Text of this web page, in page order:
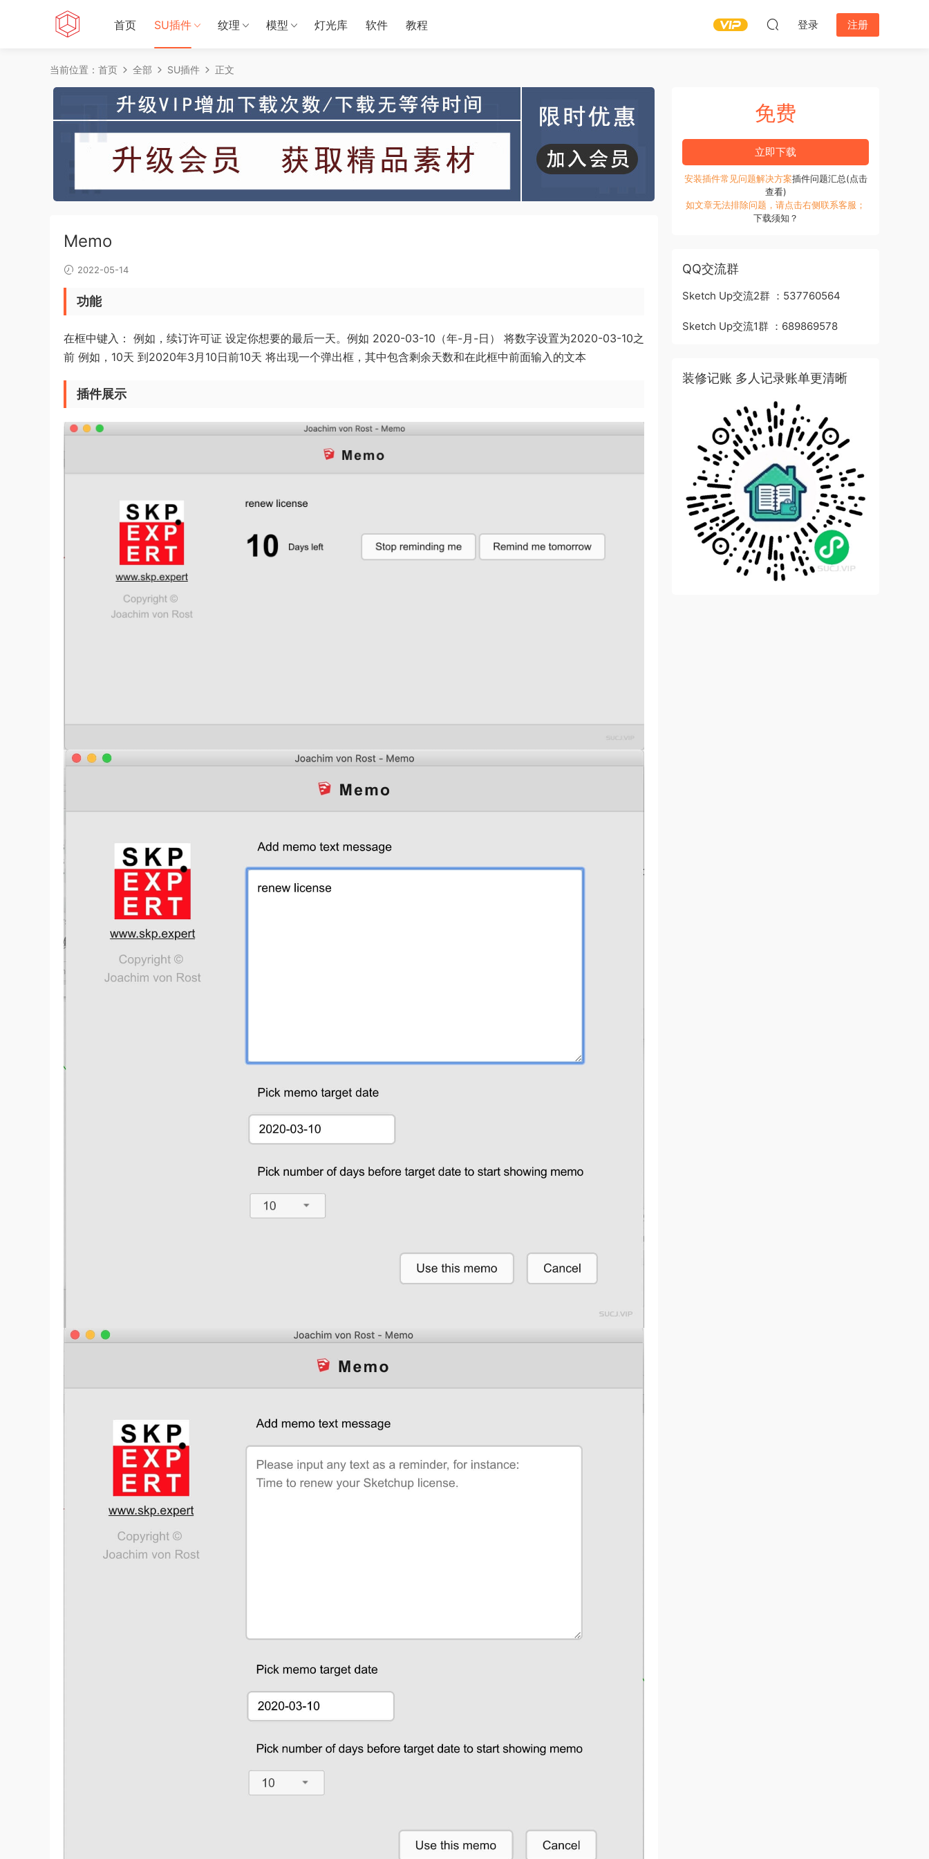
首页 SU插件 纹理 模型 灯光库 软件 教程 登录 注册
当前位置： 首页 全部 SU插件 正文
Memo
2022-05-14
功能
在框中键入： 例如，续订许可证 设定你想要的最后一天。例如 2020-03-10（年-月-日） 将数字设置为2020-03-10之
前 例如，10天 到2020年3月10日前10天 将出现一个弹出框，其中包含剩余天数和在此框中前面输入的文本
插件展示
免费
立即下载
安装插件常见问题解决方案插件问题汇总(点击
查看)
如文章无法排除问题，请点击右侧联系客服；
下载须知？
QQ交流群
Sketch Up交流2群 ：537760564
Sketch Up交流1群 ：689869578
装修记账 多人记录账单更清晰